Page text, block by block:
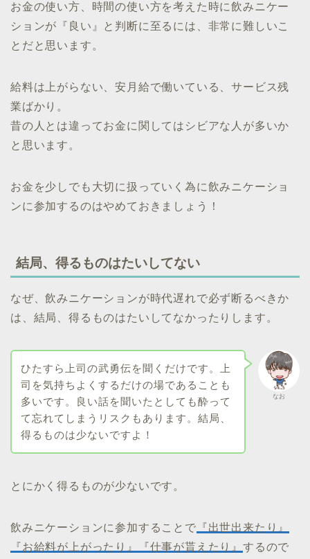
お金の使い方、時間の使い方を考えた時に飲みニケー
ションが『良い』と判断に至るには、非常に難しいこ
とだと思います。
給料は上がらない、安月給で働いている、サービス残
業ばかり。
昔の人とは違ってお金に関してはシビアな人が多いか
と思います。
お金を少しでも大切に扱っていく為に飲みニケーショ
ンに参加するのはやめておきましょう！
結局、得るものはたいしてない
なぜ、飲みニケーションが時代遅れで必ず断るべきか
は、結局、得るものはたいしてなかったりします。
なお
ひたすら上司の武勇伝を聞くだけです。上
司を気持ちよくするだけの場であることも
多いです。良い話を聞いたとしても酔って
て忘れてしまうリスクもあります。結局、
得るものは少ないですよ！
とにかく得るものが少ないです。
飲みニケーションに参加することで 『出世出来たり』
『お給料が上がったり』『仕事が貰えたり』 するので